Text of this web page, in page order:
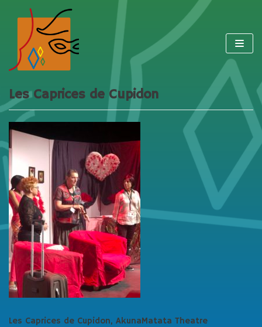
Aller
contenu
Les Caprices de Cupidon
Les Caprices de Cupidon, AkunaMatata Theatre